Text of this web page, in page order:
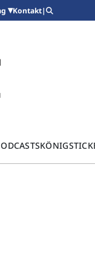
Kontakt|